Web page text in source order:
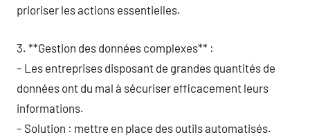
prioriser les actions essentielles.
3. **Gestion des données complexes** :
– Les entreprises disposant de grandes quantités de
données ont du mal à sécuriser efficacement leurs
informations.
– Solution : mettre en place des outils automatisés.